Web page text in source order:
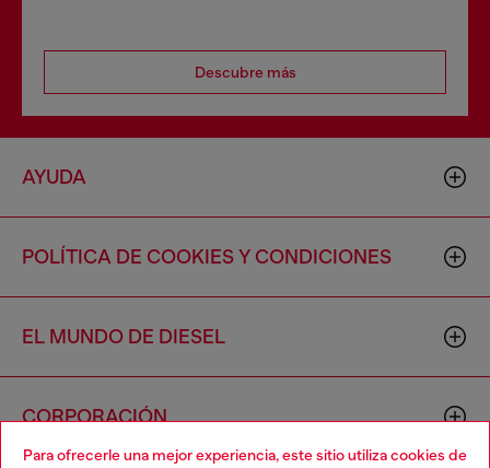
Para ofrecerle una mejor experiencia, este sitio utiliza cookies de
Descubre más
AYUDA
POLÍTICA DE COOKIES Y CONDICIONES
EL MUNDO DE DIESEL
CORPORACIÓN